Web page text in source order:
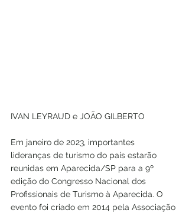
IVAN LEYRAUD e JOÃO GILBERTO
Em janeiro de 2023, importantes
lideranças de turismo do país estarão
reunidas em Aparecida/SP para a 9º
edição do Congresso Nacional dos
Profissionais de Turismo à Aparecida. O
evento foi criado em 2014 pela Associação